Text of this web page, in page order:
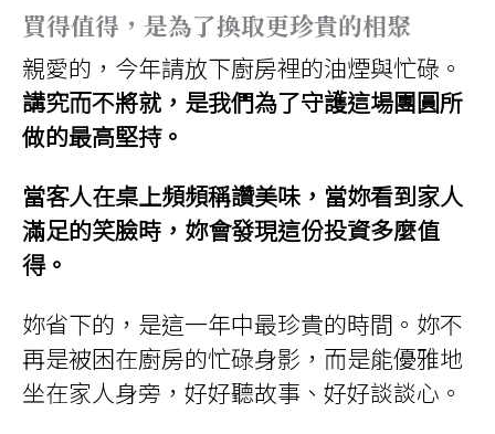
買得值得，是為了換取更珍貴的相聚
親愛的，今年請放下廚房裡的油煙與忙碌。
講究而不將就，是我們為了守護這場團圓所
做的最高堅持。
當客人在桌上頻頻稱讚美味，當妳看到家人
滿足的笑臉時，妳會發現這份投資多麼值
得。
妳省下的，是這一年中最珍貴的時間。妳不
再是被困在廚房的忙碌身影，而是能優雅地
坐在家人身旁，好好聽故事、好好談談心。